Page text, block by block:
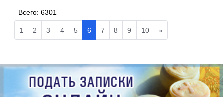
Всего:6301
1 2 3 4 5 6 7 8 9 10 »